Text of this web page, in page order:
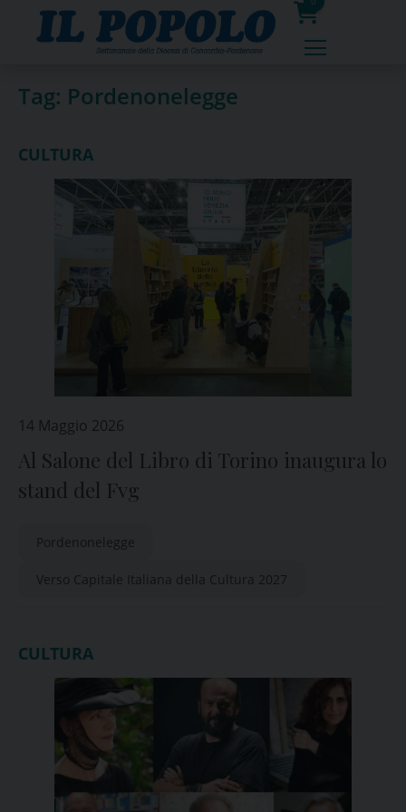
0
prodotti
Tag: Pordenonelegge
CULTURA
14 Maggio 2026
Al Salone del Libro di Torino inaugura lo
stand del Fvg
Pordenonelegge
Verso Capitale Italiana della Cultura 2027
CULTURA